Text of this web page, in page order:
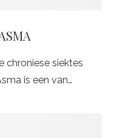
chroniese siektes
is een van…